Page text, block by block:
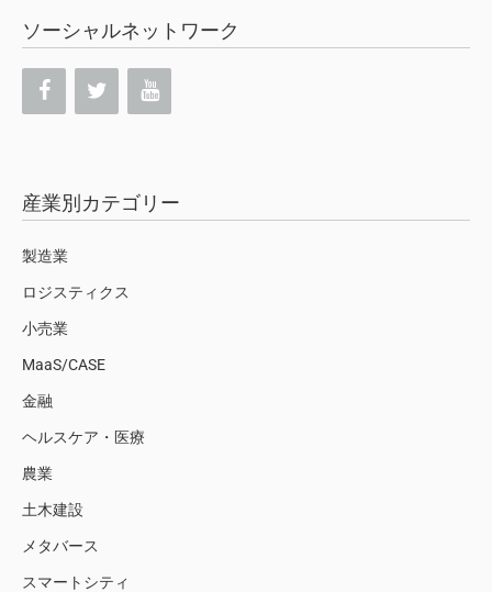
ソーシャルネットワーク
産業別カテゴリー
製造業
ロジスティクス
小売業
MaaS/CASE
金融
ヘルスケア・医療
農業
土木建設
メタバース
スマートシティ